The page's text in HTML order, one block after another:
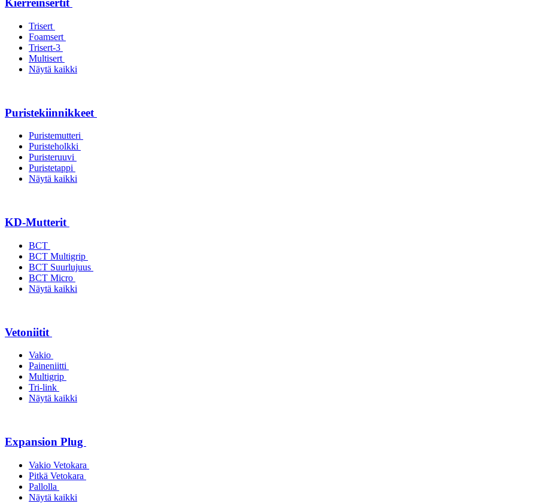
Kierreinsertit
Trisert
Foamsert
Trisert-3
Multisert
Näytä kaikki
Puristekiinnikkeet
Puristemutteri
Puristeholkki
Puristeruuvi
Puristetappi
Näytä kaikki
KD-Mutterit
BCT
BCT Multigrip
BCT Suurlujuus
BCT Micro
Näytä kaikki
Vetoniitit
Vakio
Paineniitti
Multigrip
Tri-link
Näytä kaikki
Expansion Plug
Vakio Vetokara
Pitkä Vetokara
Pallolla
Näytä kaikki